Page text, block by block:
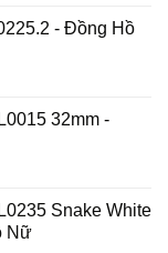
- Đồng Hồ
32mm -
Snake White
Nữ